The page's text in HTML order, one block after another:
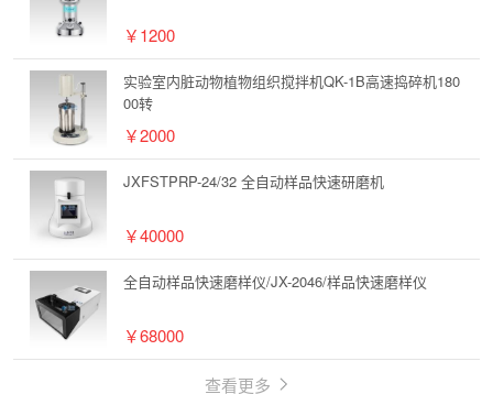
￥1200
实验室内脏动物植物组织搅拌机QK-1B高速捣碎机180
00转
￥2000
JXFSTPRP-24/32 全自动样品快速研磨机
￥40000
全自动样品快速磨样仪/JX-2046/样品快速磨样仪
￥68000
查看更多